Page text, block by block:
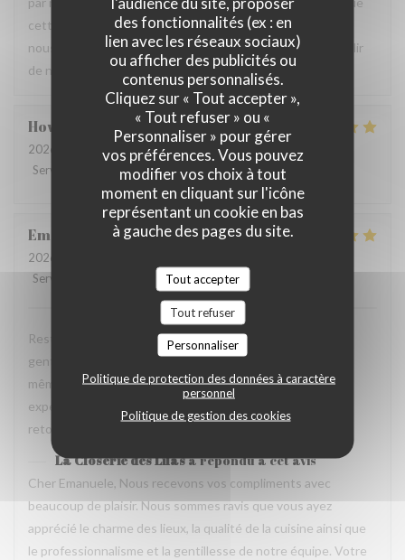
des fonctionnalités (ex : en
lien avec les réseaux sociaux)
ou afficher des publicités ou
contenus personnalisés.
Cliquez sur « Tout accepter »,
« Tout refuser » ou «
Personnaliser » pour gérer
vos préférences. Vous pouvez
modifier vos choix à tout
moment en cliquant sur l'icône
représentant un cookie en bas
à gauche des pages du site.
Tout accepter
Tout refuser
Personnaliser
Politique de protection des données à caractère
personnel
Politique de gestion des cookies
cette expérience a contribué à la réussite de votre repas
nous fait très plaisir. Nous serons heureux de vous accueillir
de nouveau à La Closerie des Lilas ✨
Howard
2026-07-31
- 20:15 - Couverts 4
Service
Ambiance: 5/5 Cuisine:5/5 Qualité / Prix
Emanuele C
2026-07-31
Service
5/5 Cuisine:5
Restaurant tres agreable, personnel avec expertise, tres
gentil et amable avec esprit! Cuisine simple et raffiné au
même temps, avec goût. Location charmante, pour un
experience que merece de retourner plusieur fois. Je
retournerai
La Closerie des Lilasa répondu à cet avis
Cher Emanuele, Nous recevons vos compliments avec
beaucoup de plaisir. Nous sommes ravis que vous ayez
apprécié le charme des lieux, la qualité de la cuisine ainsi que
le professionnalisme et la gentillesse de notre équipe. Votre